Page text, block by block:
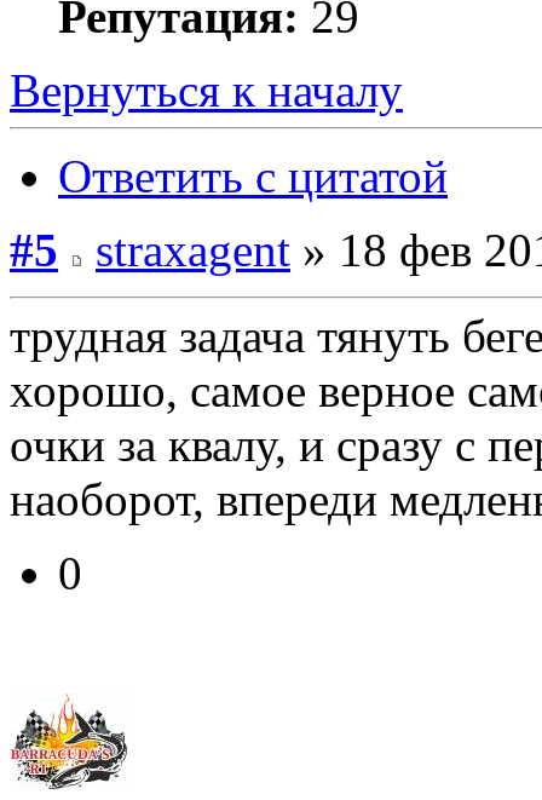
Репутация: 29
Вернуться к началу
Ответить с цитатой
#5
straxagent » 18 фев
трудная задача тянуть
хорошо, самое верное
очки за квалу, и сразу с
наоборот, впереди
0